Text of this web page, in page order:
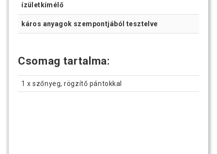
ízületkímélő
káros anyagok szempontjából tesztelve
Csomag tartalma:
1 x szőnyeg, rögzítő pántokkal